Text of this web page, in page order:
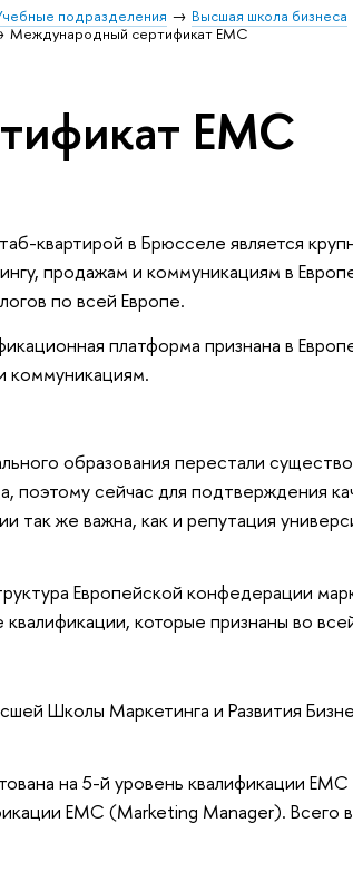
подразделения Высшая школа бизнеса
Международный сертификат ЕМС
ЕМС
квартирой в Брюсселе является
продажам и коммуникациям в
по всей Европе.
платформа признана в
коммуникациям.
образования перестали
поэтому сейчас для подтверждения
так же важна, как и репутация
Европейской конфедерации
которые признаны во
Школы Маркетинга и Развития
на 5-й уровень квалификации
EMC (Marketing Manager). Всего